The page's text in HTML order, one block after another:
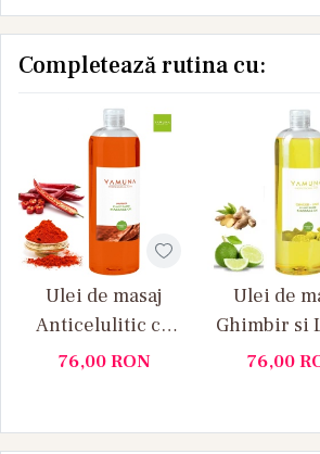
Completează rutina cu:
Ulei de masaj
Anticelulitic cu
Paprika Yamuna 1
76,00RON
Ulei de
Ghimbir si
Yamuna
76,00